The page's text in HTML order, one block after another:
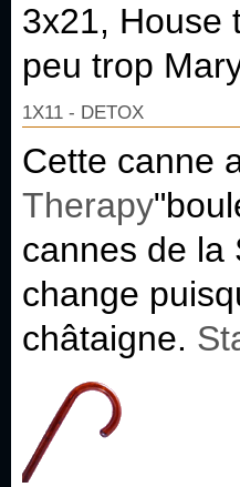
3x21, House
peu trop
1X11 - DETOX
Cette canne
Therapy
cannes de la
change
châtaigne.